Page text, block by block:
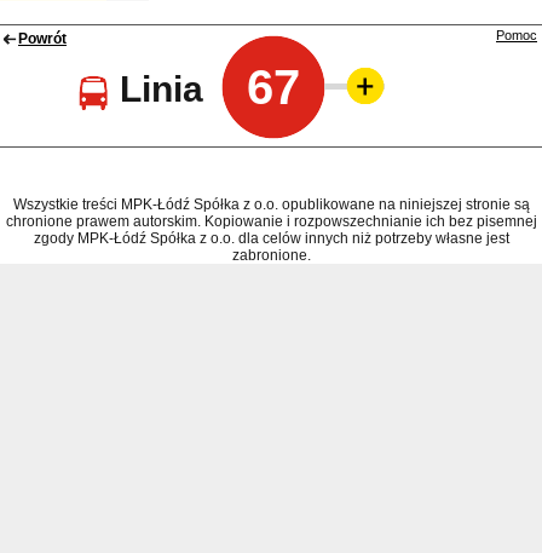
Powrót
Linia 67
Pomoc
Wszystkie treści MPK-Łódź Spółka z o.o. opublikowane na niniejszej stronie są
chronione prawem autorskim. Kopiowanie i rozpowszechnianie ich bez pisemnej
zgody MPK-Łódź Spółka z o.o. dla celów innych niż potrzeby własne jest
zabronione.